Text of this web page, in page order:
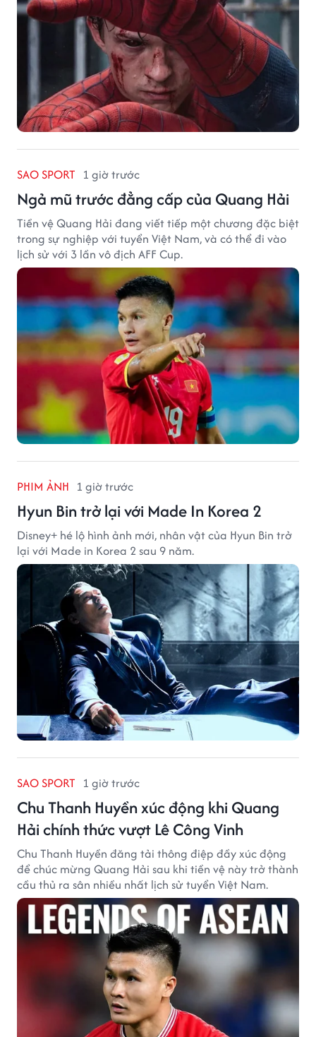
SAO SPORT 1 giờ trước
Ngả mũ trước đẳng cấp của Quang Hải
Tiền vệ Quang Hải đang viết tiếp một chương đặc biệt
trong sự nghiệp với tuyển Việt Nam, và có thể đi vào
lịch sử với 3 lần vô địch AFF Cup.
PHIM ẢNH 1 giờ trước
Hyun Bin trở lại với Made In Korea 2
Disney+ hé lộ hình ảnh mới, nhân vật của Hyun Bin trở
lại với Made in Korea 2 sau 9 năm.
SAO SPORT 1 giờ trước
Chu Thanh Huyền xúc động khi Quang
Hải chính thức vượt Lê Công Vinh
Chu Thanh Huyền đăng tải thông điệp đầy xúc động
để chúc mừng Quang Hải sau khi tiền vệ này trở thành
cầu thủ ra sân nhiều nhất lịch sử tuyển Việt Nam.